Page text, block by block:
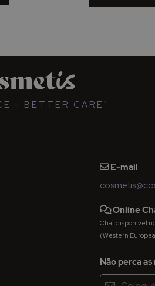
- BETTER CARE"
E-mail
Online
Chat disponível
(Western
Não perca
Inscreva-